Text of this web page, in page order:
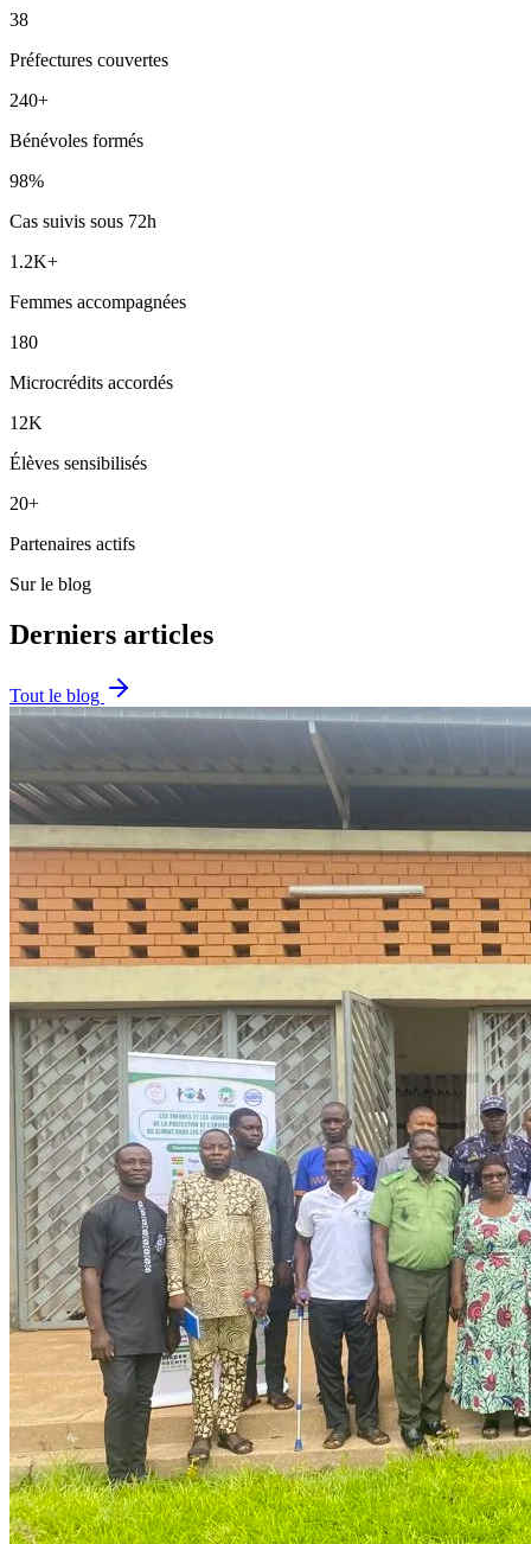
38
Préfectures couvertes
240+
Bénévoles formés
98%
Cas suivis sous 72h
1.2K+
Femmes accompagnées
180
Microcrédits accordés
12K
Élèves sensibilisés
20+
Partenaires actifs
Sur le blog
Derniers articles
Tout le blog